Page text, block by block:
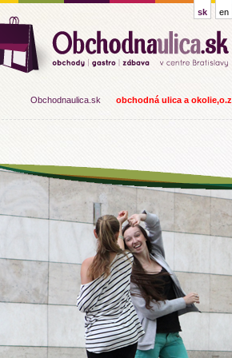
sk en
Obchodnaulica.sk obchodná ulica a okolie,o.z